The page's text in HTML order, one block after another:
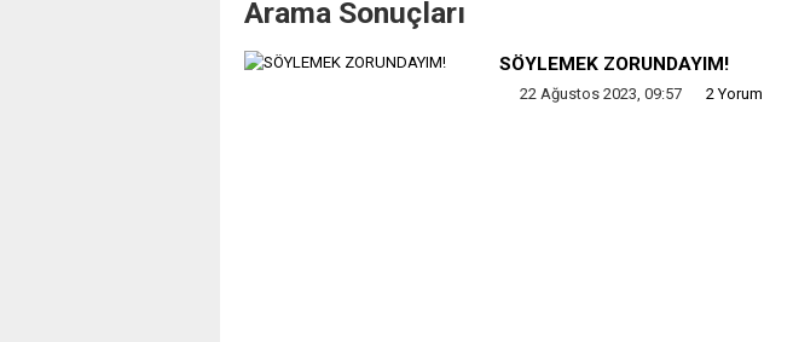
Arama Sonuçları
SÖYLEMEK ZORUNDAYIM!
22 Ağustos 2023, 09:57 2 Yorum